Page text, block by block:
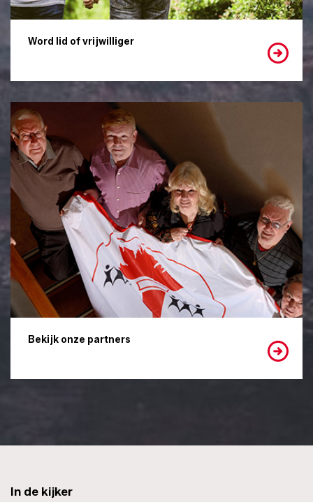
Word lid of vrijwilliger
Bekijk onze partners
In de kijker